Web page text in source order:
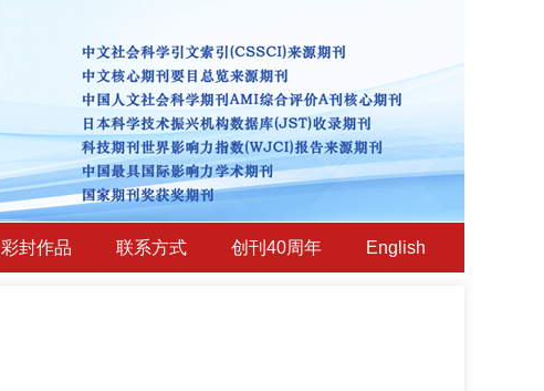
彩封作品 联系方式 创刊40周年 English